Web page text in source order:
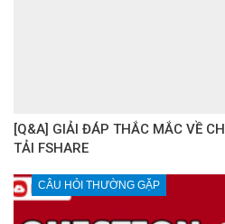
[Q&A] GIẢI ĐÁP THẮC MẮC VỀ
TẢI FSHARE
CÂU HỎI THƯỜNG GẶP